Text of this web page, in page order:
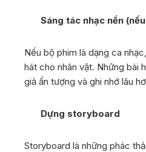
Sáng tác nhạc nền
Nếu bộ phim là dạng ca
hát cho nhân vật. Những bài
giả ấn tượng và ghi nhớ lâu
Dựng storyboard
Storyboard là những phác